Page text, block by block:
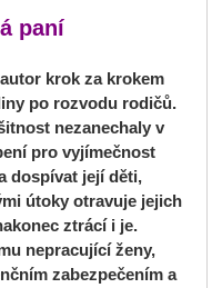
paní
krok za krokem
po rozvodu rodičů.
nezanechaly v
pro vyjímečnost
dospívat její děti,
útoky otravuje jejich
ztrácí i je.
nepracující ženy,
zabezpečením a